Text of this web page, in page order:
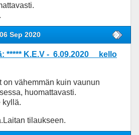
Sep 2020
***** K.E.V - 6.09.2020 kello
on vähemmän kuin vaunun
huomattavasti.
kyllä.
tilaukseen.